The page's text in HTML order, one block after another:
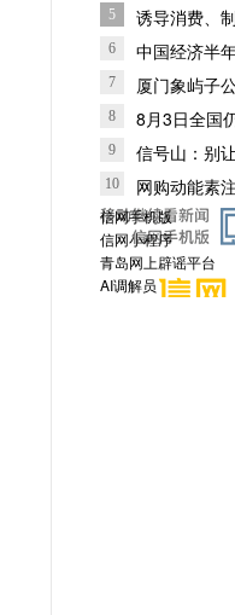
实施
5
诱导消费、
药广告骗局
6 中国经济半
7
厦门象屿子
足额投保，
8
8月3日全国
地高温闷热
9
信号山：别
流量噱头，
10
网购动能素
备案编号张
信网手机版
信网小程序
青岛网上辟谣平台
AI调解员